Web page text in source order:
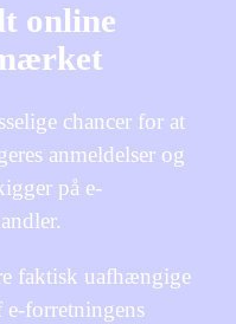
online
chancer for at
anmeldelser og
på e-
faktisk uafhængige
forretningens